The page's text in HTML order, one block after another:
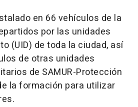
en 66 vehículos de la
por las unidades
(UID) de toda la ciudad, así
de otras unidades
de SAMUR-Protección
la formación para utilizar